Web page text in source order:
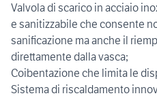
Valvola di scarico in acciaio
e sanitizzabile che consente
sanificazione ma anche il
direttamente dalla vasca;
Coibentazione che limita le
Sistema di riscaldamento